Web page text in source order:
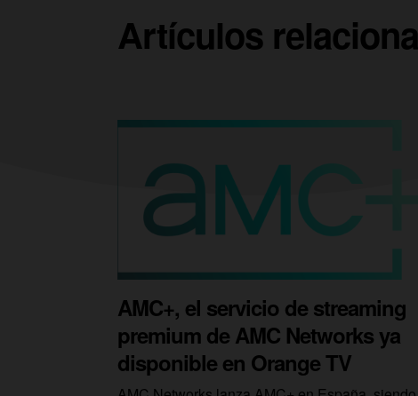
Artículos
AMC+, el servicio de streaming
premium de AMC Networks ya
disponible en Orange TV